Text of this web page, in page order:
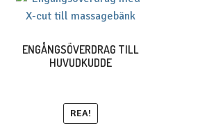
ENGÅNGSÖVERDRAG TILL
HUVUDKUDDE
REA!